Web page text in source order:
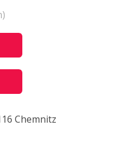
Chemnitz